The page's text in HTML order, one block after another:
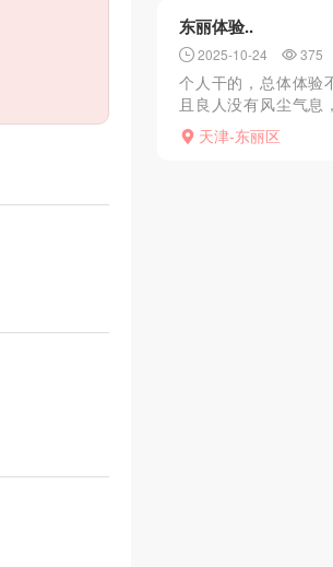
东丽体验..
2025-10-24 375
个人干的，总体体验
且良人没有风尘气息
四处旅行、人也很开
天津-东丽区